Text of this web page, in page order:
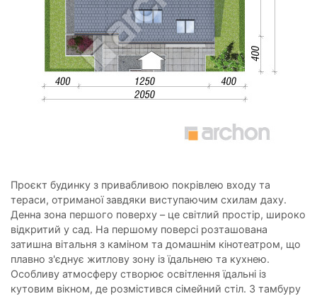
Проєкт будинку з привабливою покрівлею входу та
тераси, отриманої завдяки виступаючим схилам даху.
Денна зона першого поверху – це світлий простір, широко
відкритий у сад. На першому поверсі розташована
затишна вітальня з каміном та домашнім кінотеатром, що
плавно з'єднує житлову зону із їдальнею та кухнею.
Особливу атмосферу створює освітлення їдальні із
кутовим вікном, де розмістився сімейний стіл. З тамбуру